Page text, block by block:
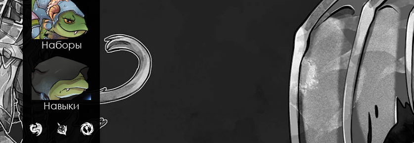
Наборы
Навыки